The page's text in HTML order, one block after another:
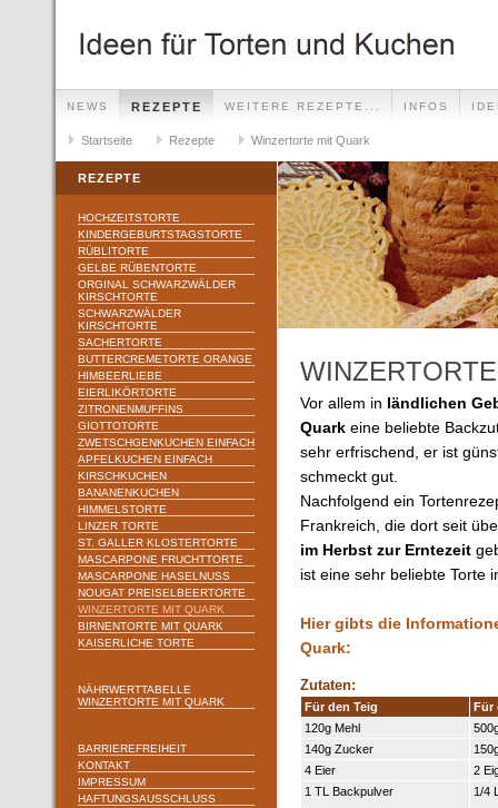
NEWS REZEPTE WEITERE REZEPTE... INFOS
Startseite Rezepte Winzertorte mit Quark
REZEPTE
HOCHZEITSTORTE
KINDERGEBURTSTAGSTORTE
RÜBLITORTE
GELBE RÜBENTORTE
ORGINAL SCHWARZWÄLDER
KIRSCHTORTE
SCHWARZWÄLDER
KIRSCHTORTE
SACHERTORTE
BUTTERCREMETORTE ORANGE
HIMBEERLIEBE
EIERLIKÖRTORTE
ZITRONENMUFFINS
GIOTTOTORTE
ZWETSCHGENKUCHEN EINFACH
APFELKUCHEN EINFACH
KIRSCHKUCHEN
BANANENKUCHEN
HIMMELSTORTE
LINZER TORTE
ST. GALLER KLOSTERTORTE
MASCARPONE FRUCHTTORTE
MASCARPONE HASELNUSS
NOUGAT PREISELBEERTORTE
WINZERTORTE MIT QUARK
BIRNENTORTE MIT QUARK
KAISERLICHE TORTE
NÄHRWERTTABELLE
WINZERTORTE MIT QUARK
BARRIEREFREIHEIT
KONTAKT
IMPRESSUM
HAFTUNGSAUSSCHLUSS
Vor allem in ländlichen
Quark eine beliebte
sehr erfrischend, er ist
schmeckt gut.
Nachfolgend ein
Frankreich, die dort seit
im Herbst zur Erntezeit
ist eine sehr beliebte Torte
Hier gibts die
Quark:
Zutaten:
Für den Teig
Für
120g Mehl
140g Zucker
4 Eier
2
1 TL Backpulver
1/4